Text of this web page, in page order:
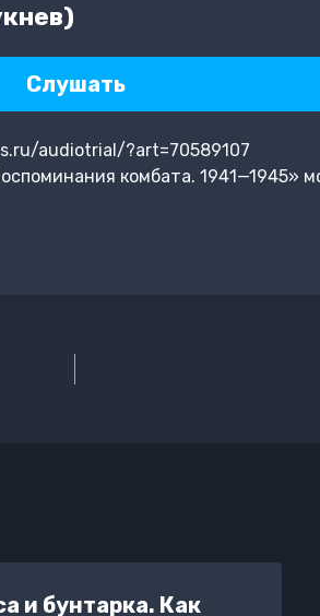
Слушать
audiotrial/?art=70589107
комбата. 1941—1945»
и бунтарка. Как